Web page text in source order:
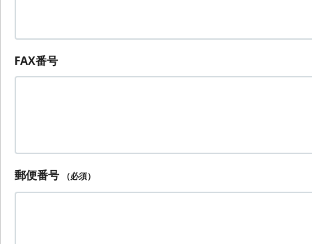
FAX番号
郵便番号 （必須）